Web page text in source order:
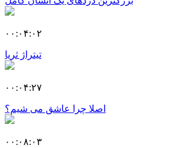
۰۰:۰۴:۰۲
تیتراژ ثریا
۰۰:۰۴:۲۷
اصلا چرا عاشق می شیم؟
۰۰:۰۸:۰۳